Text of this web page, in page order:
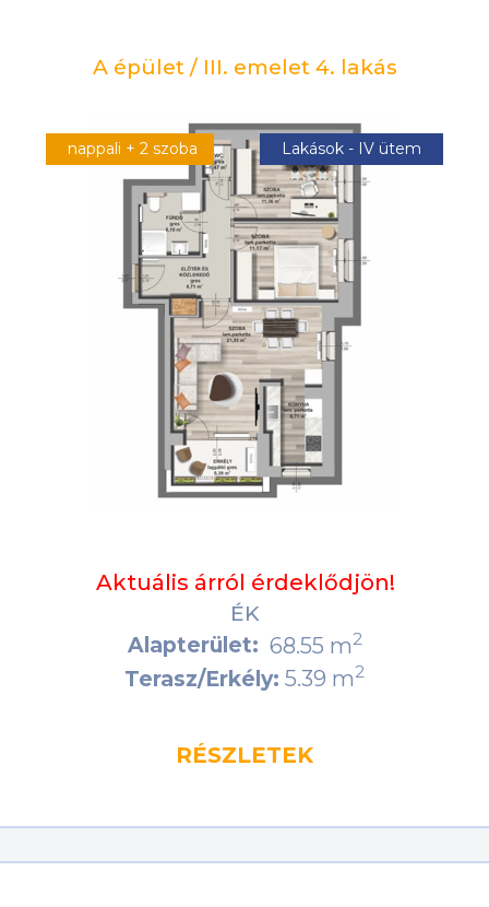
A épület / III. emelet 4. lakás
nappali + 2 szoba Lakások - IV ütem
Aktuális árról érdeklődjön!
ÉK
Alapterület: 68.55 m2
Terasz/Erkély: 5.39 m2
RÉSZLETEK